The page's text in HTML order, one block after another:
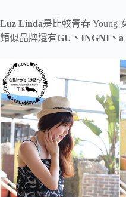
Luz Linda是比較青春 Young
類似品牌還有GU、INGNI、a